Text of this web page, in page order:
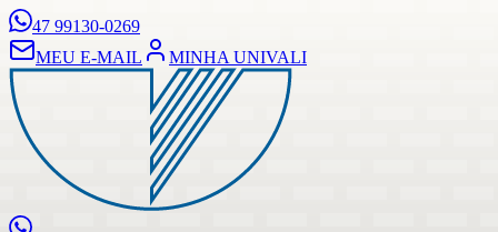
47 99130-0269
MEU E-MAIL
MINHA UNIVALI